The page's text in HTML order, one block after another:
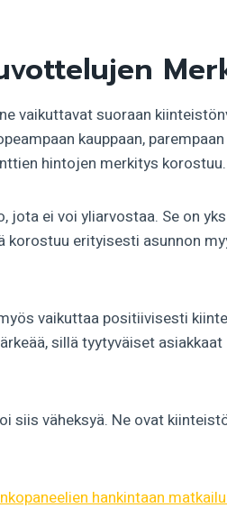
vaikuttavat suoraan
kauppaan,
hintojen merkitys korostuu.
ei voi yliarvostaa. Se on
erityisesti asunnon
vaikuttaa positiivisesti
sillä tyytyväiset
siis väheksyä. Ne ovat
hankintaan